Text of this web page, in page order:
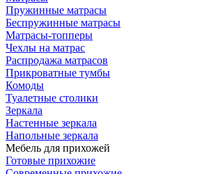
Пружинные матрасы
Беспружинные матрасы
Матрасы-топперы
Чехлы на матрас
Распродажа матрасов
Прикроватные тумбы
Комоды
Туалетные столики
Зеркала
Настенные зеркала
Напольные зеркала
Мебель для прихожей
Готовые прихожие